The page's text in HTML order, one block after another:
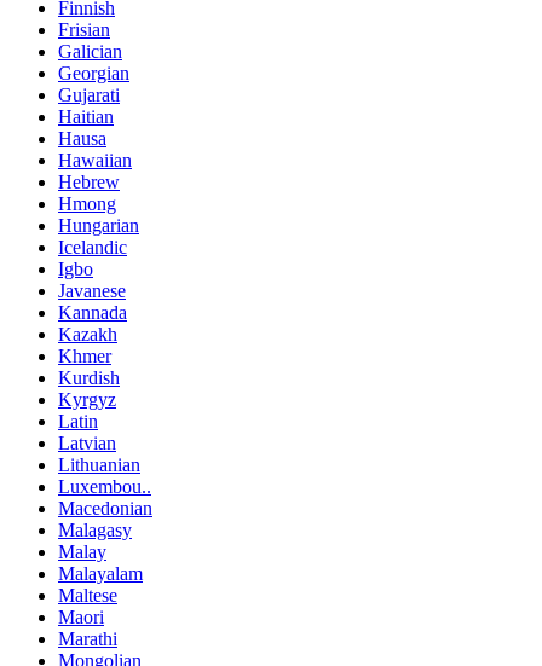
Finnish
Frisian
Galician
Georgian
Gujarati
Haitian
Hausa
Hawaiian
Hebrew
Hmong
Hungarian
Icelandic
Igbo
Javanese
Kannada
Kazakh
Khmer
Kurdish
Kyrgyz
Latin
Latvian
Lithuanian
Luxembou..
Macedonian
Malagasy
Malay
Malayalam
Maltese
Maori
Marathi
Mongolian